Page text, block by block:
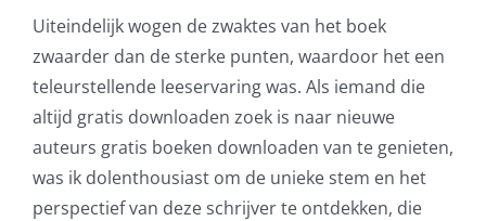
Uiteindelijk wogen de zwaktes van het boek
zwaarder dan de sterke punten, waardoor het een
teleurstellende leeservaring was. Als iemand die
altijd gratis downloaden zoek is naar nieuwe
auteurs gratis boeken downloaden van te genieten,
was ik dolenthousiast om de unieke stem en het
perspectief van deze schrijver te ontdekken, die